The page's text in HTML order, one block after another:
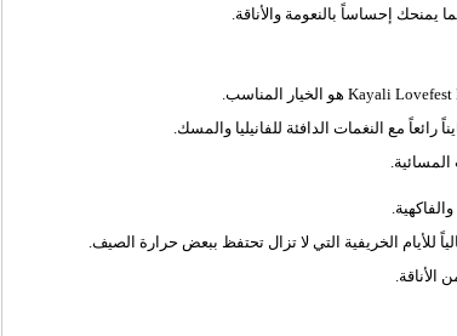
إحساساً بالنعومة والأناقة.
مع النغمات الدافئة للفانيليا والمسك.
الخريفية التي لا تزال تحتفظ ببعض حرارة الصيف.
الأناقة.